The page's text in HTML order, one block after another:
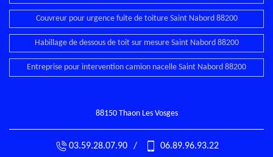
Couvreur pour urgence fuite de toiture Saint Nabord 88200
Habillage de dessous de toit sur mesure Saint Nabord 88200
Entreprise pour intervention camion nacelle Saint Nabord 88200
88150 Thaon Les Vosges
03.59.28.07.90 / 06.89.96.93.22